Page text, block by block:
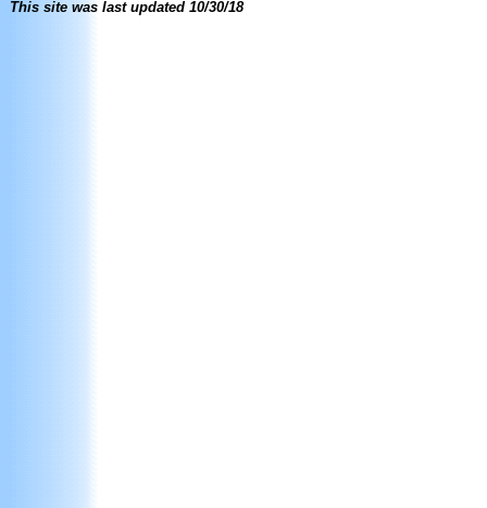
This site was last updated 10/30/18